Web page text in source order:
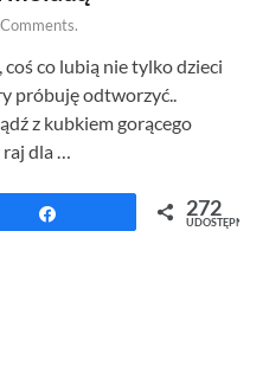
co lubią nie tylko dzieci
próbuję odtworzyć..
z kubkiem gorącego
dla …
272
UDOSTĘPNIEŃ